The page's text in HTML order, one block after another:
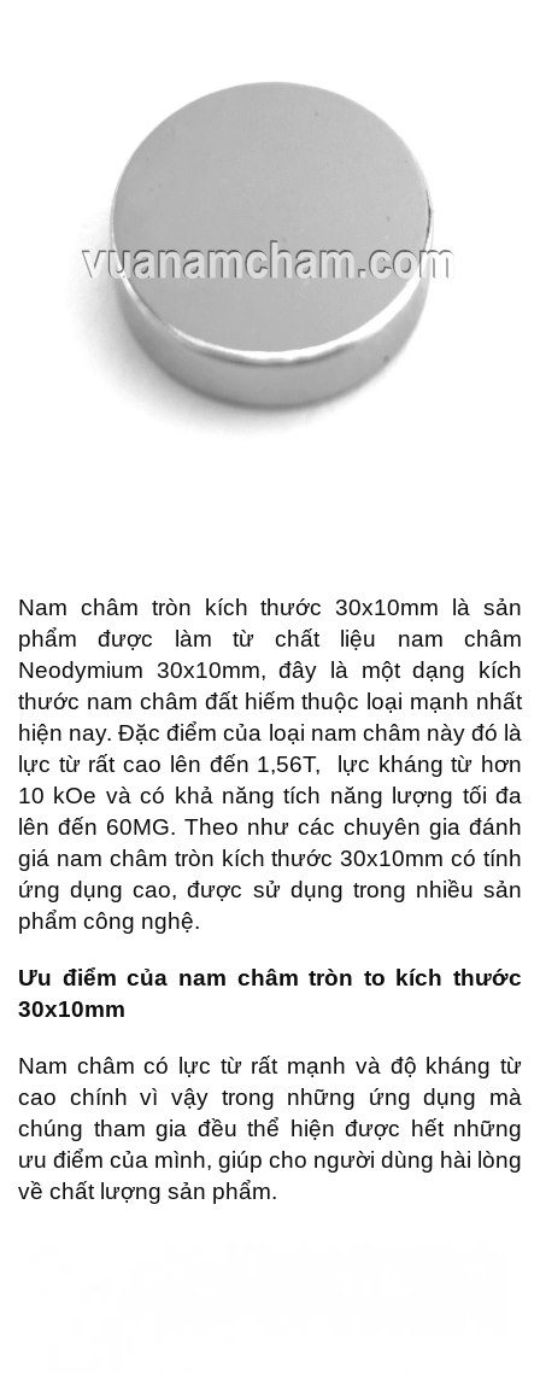
Nam châm tròn kích thước 30x10mm là sản
phẩm được làm từ chất liệu nam châm
Neodymium 30x10mm, đây là một dạng kích
thước nam châm đất hiếm thuộc loại mạnh nhất
hiện nay. Đặc điểm của loại nam châm này đó là
lực từ rất cao lên đến 1,56T, lực kháng từ hơn
10 kOe và có khả năng tích năng lượng tối đa
lên đến 60MG. Theo như các chuyên gia đánh
giá nam châm tròn kích thước 30x10mm có tính
ứng dụng cao, được sử dụng trong nhiều sản
phẩm công nghệ.
Ưu điểm của nam châm tròn to kích thước
30x10mm
Nam châm có lực từ rất mạnh và độ kháng từ
cao chính vì vậy trong những ứng dụng mà
chúng tham gia đều thể hiện được hết những
ưu điểm của mình, giúp cho người dùng hài lòng
về chất lượng sản phẩm.